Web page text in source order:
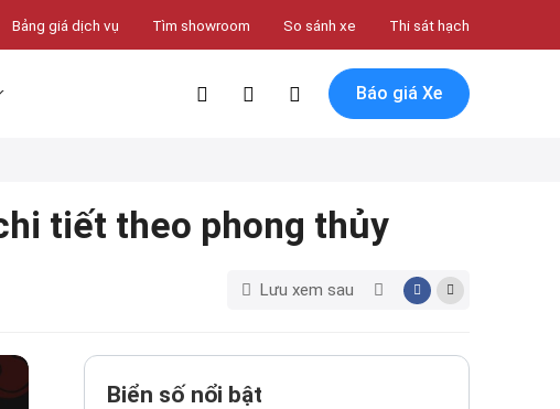
Bảng giá dịch vụ Tìm showroom So sánh xe Thi sát hạch
Báo giá Xe
tiết theo phong thủy
Lưu xem sau
Biển số nổi bật